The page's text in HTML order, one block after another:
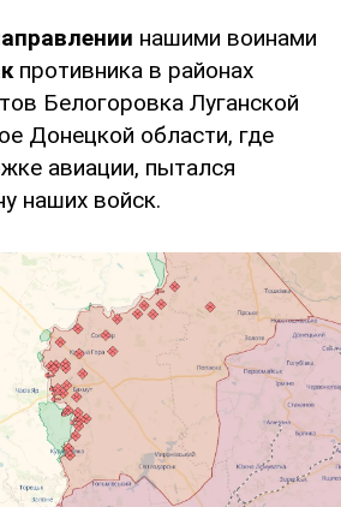
нашими воинами
противника в районах
Белогоровка Луганской
Донецкой области, где
авиации, пытался
наших войск.